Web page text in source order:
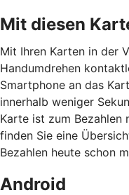
Mit diesen
Mit Ihren Karten in der
Handumdrehen
Smartphone an das
innerhalb weniger
Karte ist zum Bezahlen
finden Sie eine
Bezahlen heute schon
Android